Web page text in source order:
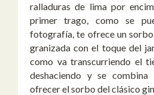
ralladuras de lima por
primer trago, como se
fotografía, te ofrece un
granizada con el toque del
como va transcurriendo el
deshaciendo y se
ofrecer el sorbo del clásico